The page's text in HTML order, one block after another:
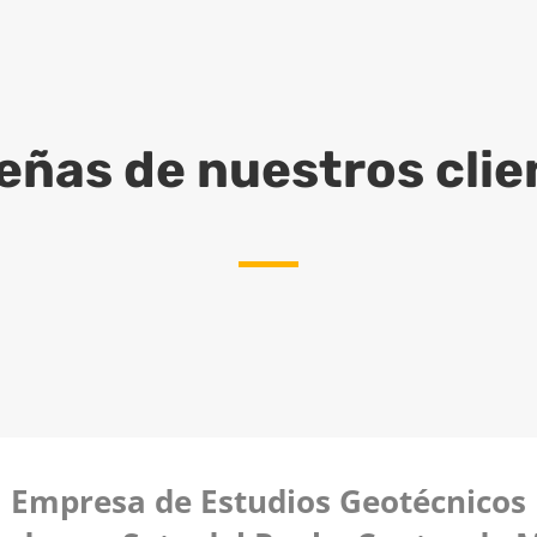
de nuestros
Empresa de Estudios Geotécnicos